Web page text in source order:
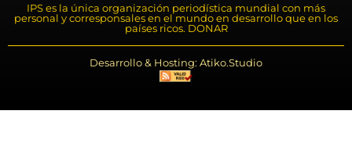
IPS es la única organización periodística mundial con más
personal y corresponsales en el mundo en desarrollo que en los
países ricos. DONAR
Desarrollo & Hosting: Atiko.Studio